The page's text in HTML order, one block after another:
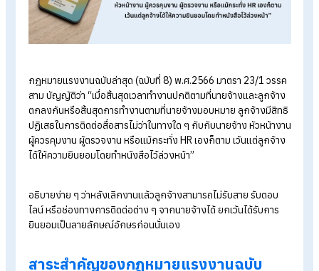
กฎหมายแรงงานฉบับล่าสุด ลูกจ้างมิสิท